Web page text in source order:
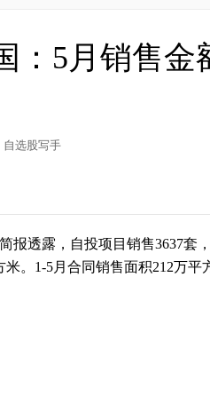
：5月销售金
自选股写手
报透露，自投项目销售3637套
米。1-5月合同销售面积212万平